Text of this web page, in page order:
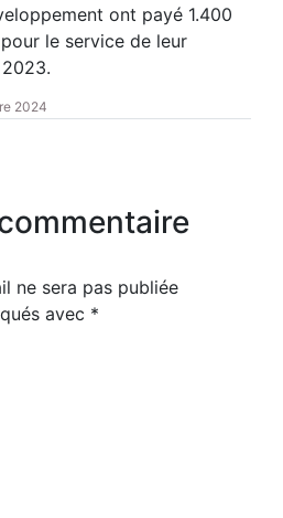
ont payé 1.400
le service de leur
2024
ne sera pas publiée
avec *